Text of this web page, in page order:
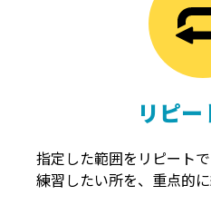
リピ
指定した範囲をリピート
練習したい所を、重点的